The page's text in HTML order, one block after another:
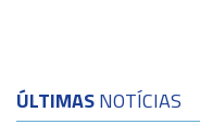
ÚLTIMASNOTÍCIAS